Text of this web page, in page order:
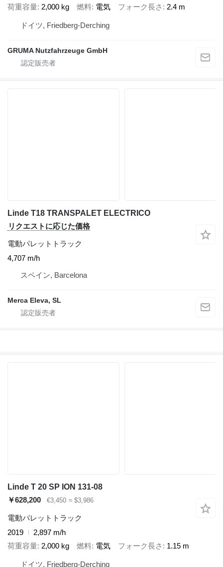
荷重容量 2,000 kg 燃料 電気 フォーク長さ 2.4 m
ドイツ, Friedberg-Derching
GRUMA Nutzfahrzeuge GmbH
Linde T18 TRANSPALET ELECTRICO
リクエストに応じた価格
電動パレットトラック
4,707 m/h
スペイン, Barcelona
Merca Eleva, SL
Linde T 20 SP ION 131-08
￥628,200
€3,450 ≈ $3,986
電動パレットトラック
2019
2,897 m/h
荷重容量 2,000 kg 燃料 電気 フォーク長さ 1.15 m
ドイツ, Friedberg-Derching